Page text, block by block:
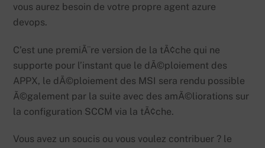
vous aurez besoin de votre propre agent azure
devops.
C’est une premiÃ¨re version de la tÃ¢che qui ne
supporte pour l’instant que le dÃ©ploiement des
APPX, le dÃ©ploiement des MSI sera rendu possible
Ã©galement par la suite avec des amÃ©liorations sur
la configuration SCCM via la tÃ¢che.
Vous avez un soucis ou vous voulez contribuer ? le